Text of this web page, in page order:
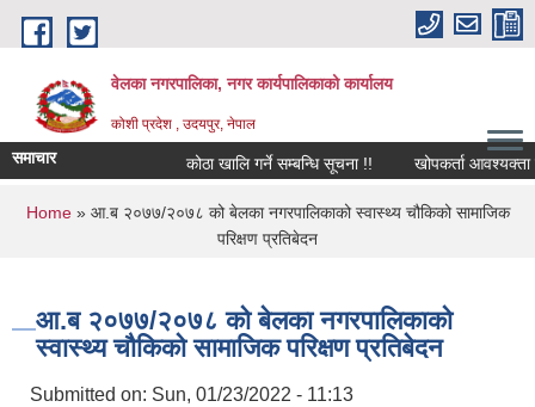
Skip to main content
वेलका नगरपालिका, नगर कार्यपालिकाको कार्यालय
कोशी प्रदेश , उदयपुर, नेपाल
समाचार कोठा खालि गर्ने सम्बन्धि सूचना !! खोपकर्ता आवश्यक्ता
You are here
Home» आ.ब २०७७/२०७८ को बेलका नगरपालिकाको स्वास्थ्य चौकिको सामाजिक
परिक्षण प्रतिबेदन
आ.ब २०७७/२०७८ को बेलका नगरपालिकाको
स्वास्थ्य चौकिको सामाजिक परिक्षण प्रतिबेदन
Submitted on: Sun, 01/23/2022 - 11:13